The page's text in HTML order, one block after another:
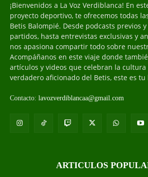
¡Bienvenidos a La Voz Verdiblanca! En
proyecto deportivo, te ofrecemos todas
Betis Balompié. Desde podcasts previos
partidos, hasta entrevistas exclusivas y
nos apasiona compartir todo sobre
Acompáñanos en este viaje donde
artículos y videos que celebran la cultura
verdadero aficionado del Betis, este es tu
Contacto: lavozverdiblancaa@gmail.com
ARTICULOS